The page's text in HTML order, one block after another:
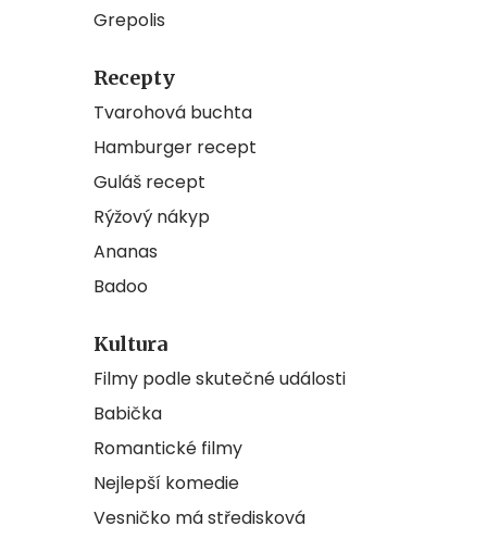
Grepolis
Recepty
Tvarohová buchta
Hamburger recept
Guláš recept
Rýžový nákyp
Ananas
Badoo
Kultura
Filmy podle skutečné události
Babička
Romantické filmy
Nejlepší komedie
Vesničko má středisková